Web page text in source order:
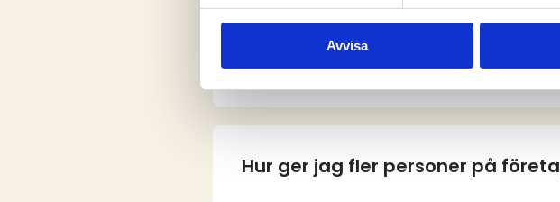
Avvisa
Hur skapar jag ett
Hur ger jag fler personer på